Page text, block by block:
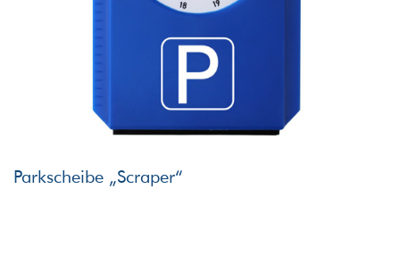
Parkscheibe „Scraper“